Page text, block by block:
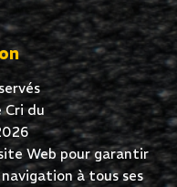
Cri du
Web pour garantir
à tous ses